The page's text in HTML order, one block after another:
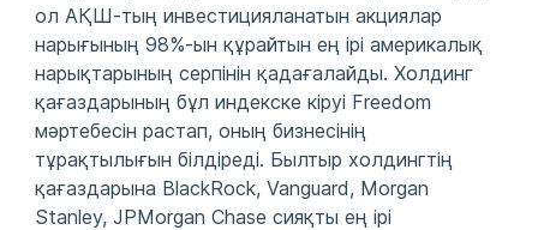
ол АҚШ-тың инвестицияланатын акциялар
нарығының 98%-ын құрайтын ең ірі америкалық
нарықтарының серпінін қадағалайды. Холдинг
қағаздарының бұл индекске кіруі Freedom
мәртебесін растап, оның бизнесінің
тұрақтылығын білдіреді. Былтыр холдингтің
қағаздарына BlackRock, Vanguard, Morgan
Stanley, JPMorgan Chase сияқты ең ірі